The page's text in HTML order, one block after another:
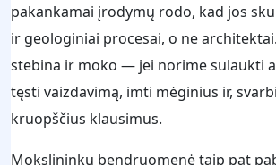
pakankamai įrodymų rodo, kad jos
ir geologiniai procesai, o ne
stebina ir moko — jei norime sulaukti
tęsti vaizdavimą, imti mėginius ir,
kruopščius klausimus.
Mokslininkų bendruomenė taip pat